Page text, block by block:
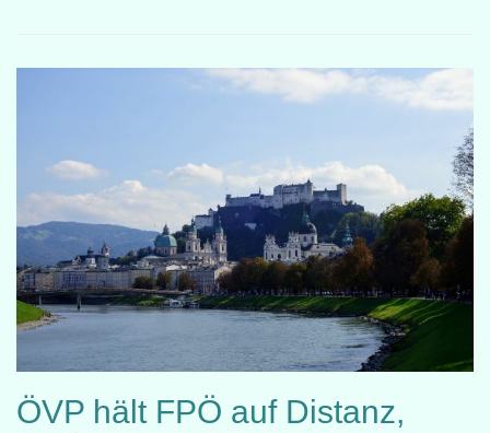
ÖVP hält FPÖ auf Distanz,